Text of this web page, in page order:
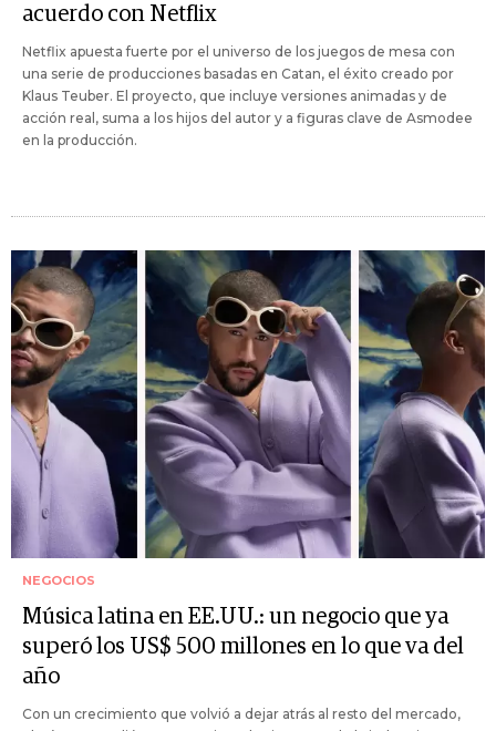
acuerdo con Netflix
Netflix apuesta fuerte por el universo de los juegos de mesa con
una serie de producciones basadas en Catan, el éxito creado por
Klaus Teuber. El proyecto, que incluye versiones animadas y de
acción real, suma a los hijos del autor y a figuras clave de Asmodee
en la producción.
NEGOCIOS
Música latina en EE.UU.: un negocio que ya
superó los US$ 500 millones en lo que va del
año
Con un crecimiento que volvió a dejar atrás al resto del mercado,